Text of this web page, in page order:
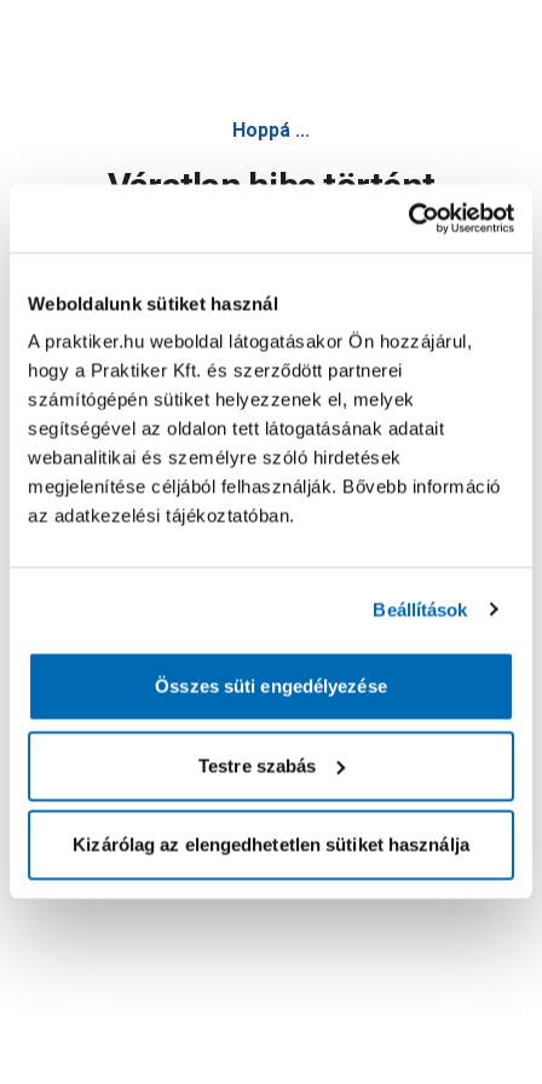
Weboldalunk sütiket használ
A praktiker.hu weboldal látogatásakor Ön hozzájárul,
hogy a Praktiker Kft. és szerződött partnerei
számítógépén sütiket helyezzenek el, melyek
segítségével az oldalon tett látogatásának adatait
webanalitikai és személyre szóló hirdetések
megjelenítése céljából felhasználják. Bővebb információ
az adatkezelési tájékoztatóban.
Beállítások
Összes süti engedélyezése
Testre szabás
Kizárólag az elengedhetetlen sütiket használja
Hoppá ...
Váratlan hiba történt
Oldal újratöltése